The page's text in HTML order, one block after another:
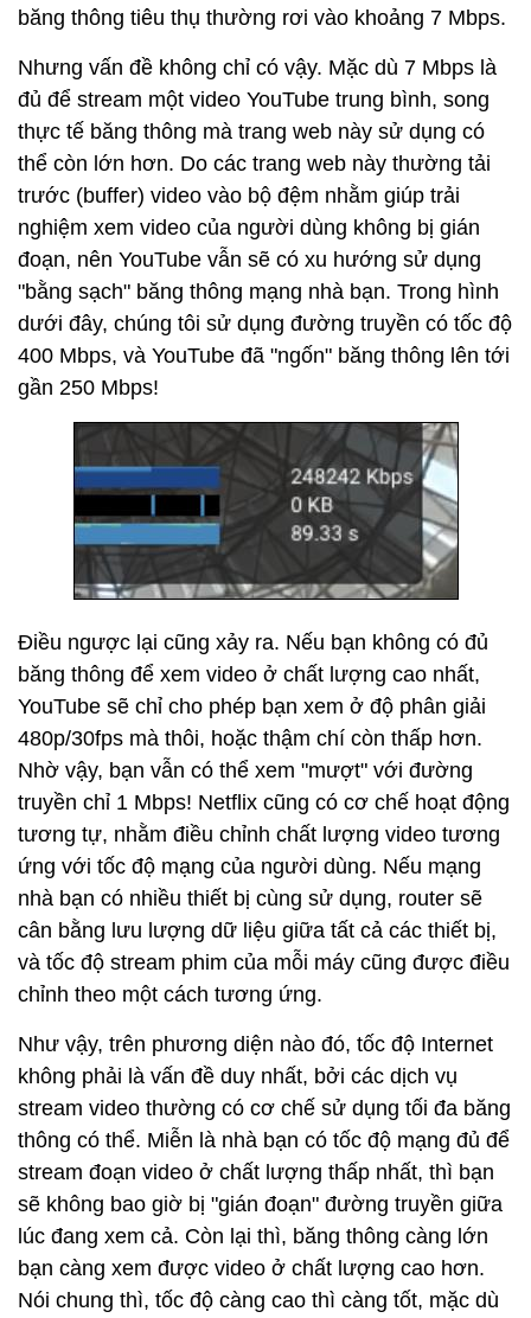
băng thông tiêu thụ thường rơi vào khoảng 7 Mbps.
Nhưng vấn đề không chỉ có vậy. Mặc dù 7 Mbps là
đủ để stream một video YouTube trung bình, song
thực tế băng thông mà trang web này sử dụng có
thể còn lớn hơn. Do các trang web này thường tải
trước (buffer) video vào bộ đệm nhằm giúp trải
nghiệm xem video của người dùng không bị gián
đoạn, nên YouTube vẫn sẽ có xu hướng sử dụng
"bằng sạch" băng thông mạng nhà bạn. Trong hình
dưới đây, chúng tôi sử dụng đường truyền có tốc độ
400 Mbps, và YouTube đã "ngốn" băng thông lên tới
gần 250 Mbps!
Điều ngược lại cũng xảy ra. Nếu bạn không có đủ
băng thông để xem video ở chất lượng cao nhất,
YouTube sẽ chỉ cho phép bạn xem ở độ phân giải
480p/30fps mà thôi, hoặc thậm chí còn thấp hơn.
Nhờ vậy, bạn vẫn có thể xem "mượt" với đường
truyền chỉ 1 Mbps! Netflix cũng có cơ chế hoạt động
tương tự, nhằm điều chỉnh chất lượng video tương
ứng với tốc độ mạng của người dùng. Nếu mạng
nhà bạn có nhiều thiết bị cùng sử dụng, router sẽ
cân bằng lưu lượng dữ liệu giữa tất cả các thiết bị,
và tốc độ stream phim của mỗi máy cũng được điều
chỉnh theo một cách tương ứng.
Như vậy, trên phương diện nào đó, tốc độ Internet
không phải là vấn đề duy nhất, bởi các dịch vụ
stream video thường có cơ chế sử dụng tối đa băng
thông có thể. Miễn là nhà bạn có tốc độ mạng đủ để
stream đoạn video ở chất lượng thấp nhất, thì bạn
sẽ không bao giờ bị "gián đoạn" đường truyền giữa
lúc đang xem cả. Còn lại thì, băng thông càng lớn
bạn càng xem được video ở chất lượng cao hơn.
Nói chung thì, tốc độ càng cao thì càng tốt, mặc dù